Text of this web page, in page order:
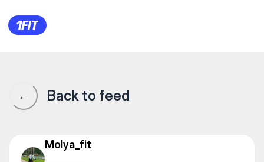
Бір айда 30, максимум 31
← Back to feed
Molya_fit